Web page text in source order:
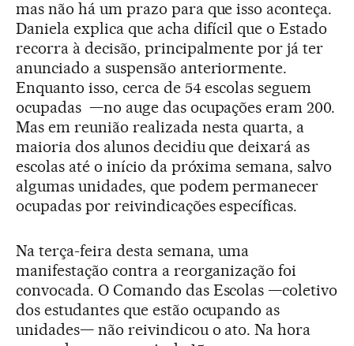
mas não há um prazo para que isso aconteça.
Daniela explica que acha difícil que o Estado
recorra à decisão, principalmente por já ter
anunciado a suspensão anteriormente.
Enquanto isso, cerca de 54 escolas seguem
ocupadas —no auge das ocupações eram 200.
Mas em reunião realizada nesta quarta, a
maioria dos alunos decidiu que deixará as
escolas até o início da próxima semana, salvo
algumas unidades, que podem permanecer
ocupadas por reivindicações específicas.
Na terça-feira desta semana, uma
manifestação contra a reorganização foi
convocada. O Comando das Escolas —coletivo
dos estudantes que estão ocupando as
unidades— não reivindicou o ato. Na hora